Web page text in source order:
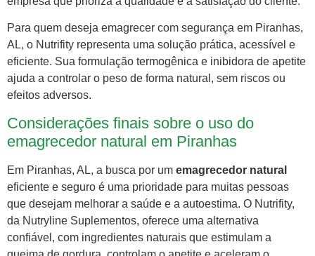
Para quem deseja emagrecer com segurança em Piranhas,
AL, o Nutrifity representa uma solução prática, acessível e
eficiente. Sua formulação termogênica e inibidora de apetite
ajuda a controlar o peso de forma natural, sem riscos ou
efeitos adversos.
Considerações finais sobre o uso do
emagrecedor natural em Piranhas
Em Piranhas, AL, a busca por um emagrecedor natural
eficiente e seguro é uma prioridade para muitas pessoas
que desejam melhorar a saúde e a autoestima. O Nutrifity,
da Nutryline Suplementos, oferece uma alternativa
confiável, com ingredientes naturais que estimulam a